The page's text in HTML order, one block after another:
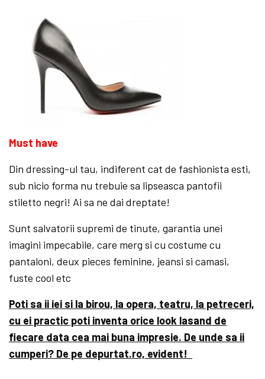
Must have
Din dressing-ul tau, indiferent cat de fashionista esti,
sub nicio forma nu trebuie sa lipseasca pantofii
stiletto negri! Ai sa ne dai dreptate!
Sunt salvatorii supremi de tinute, garantia unei
imagini impecabile, care merg si cu costume cu
pantaloni, deux pieces feminine, jeansi si camasi,
fuste cool etc
Poti sa ii iei si la birou, la opera, teatru, la petreceri,
cu ei practic poti inventa orice look lasand de
fiecare data cea mai buna impresie. De unde sa ii
cumperi? De pe depurtat.ro, evident!